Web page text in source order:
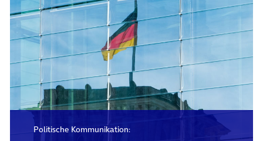
Politische Kommunikation: